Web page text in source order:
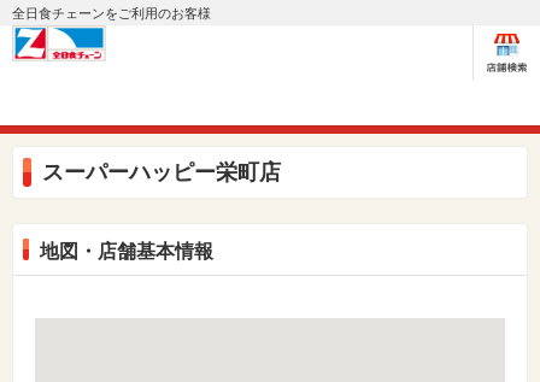
全日食チェーンをご利用のお客様
スーパーハッピー栄町店
地図・店舗基本情報